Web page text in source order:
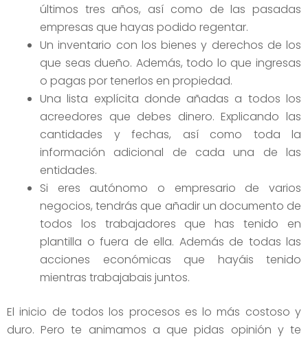
últimos tres años, así como de las pasadas
empresas que hayas podido regentar.
Un inventario con los bienes y derechos de los
que seas dueño. Además, todo lo que ingresas
o pagas por tenerlos en propiedad.
Una lista explícita donde añadas a todos los
acreedores que debes dinero. Explicando las
cantidades y fechas, así como toda la
información adicional de cada una de las
entidades.
Si eres autónomo o empresario de varios
negocios, tendrás que añadir un documento de
todos los trabajadores que has tenido en
plantilla o fuera de ella. Además de todas las
acciones económicas que hayáis tenido
mientras trabajabais juntos.
El inicio de todos los procesos es lo más costoso y
duro. Pero te animamos a que pidas opinión y te